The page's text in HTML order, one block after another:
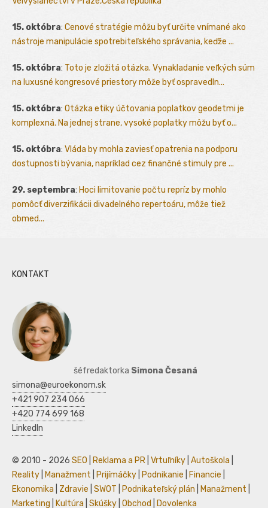
15. októbra: Cenové stratégie môžu byť určite vnímané ako
nástroje manipulácie spotrebiteľského správania, keďže ...
15. októbra: Toto je zložitá otázka. Vynakladanie veľkých súm
na luxusné kongresové priestory môže byť ospravedln...
15. októbra: Otázka etiky účtovania poplatkov geodetmi je
komplexná. Na jednej strane, vysoké poplatky môžu byť o...
15. októbra: Vláda by mohla zaviesť opatrenia na podporu
dostupnosti bývania, napríklad cez finančné stimuly pre ...
29. septembra: Hoci limitovanie počtu repríz by mohlo
pomôcť diverzifikácii divadelného repertoáru, môže tiež
obmed...
KONTAKT
šéfredaktorka Simona Česaná
simona@euroekonom.sk
+421 907 234 066
+420 774 699 168
LinkedIn
© 2010 - 2026 SEO Reklama a PR Vrtuľníky Autoškola
Reality
Manažment Prijímáčky Podnikanie Financie
Ekonomika
Zdravie SWOT Podnikateľský plán Manažment
Marketing
Kultúra Skúšky Obchod Dovolenka